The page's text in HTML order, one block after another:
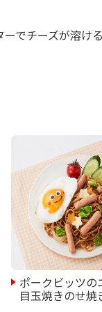
でチーズが溶け
ポークビッツの
目玉焼きのせ焼